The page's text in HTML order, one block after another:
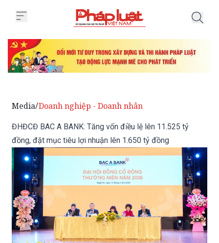
Media/Doanh nghiệp - Doanh nhân
ĐHĐCĐ BAC A BANK: Tăng vốn điều lệ lên 11.525 tỷ
đồng, đặt mục tiêu lợi nhuận lên 1.650 tỷ đồng